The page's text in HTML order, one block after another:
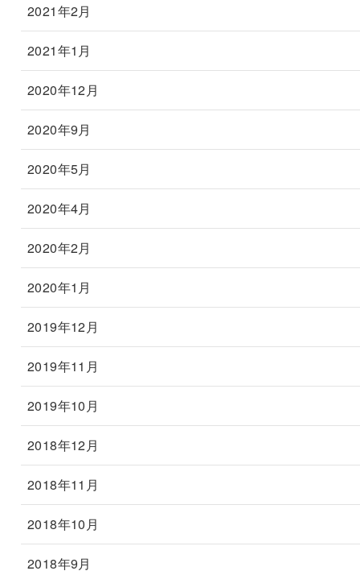
2021年2月
2021年1月
2020年12月
2020年9月
2020年5月
2020年4月
2020年2月
2020年1月
2019年12月
2019年11月
2019年10月
2018年12月
2018年11月
2018年10月
2018年9月